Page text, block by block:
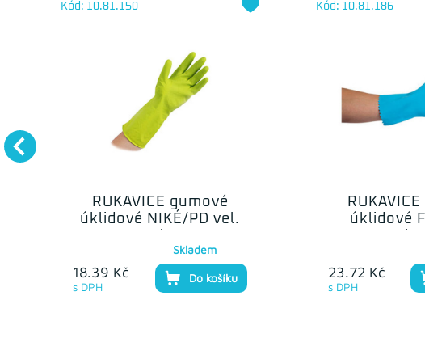
RUKAVICE gumové
úklidové NIKÉ/PD vel.
Kód: 10.81.150
18.39 Kč
s DPH
Skladem
Do košíku
úklidové
Kód: 10.81.186
23.72 Kč
s DPH